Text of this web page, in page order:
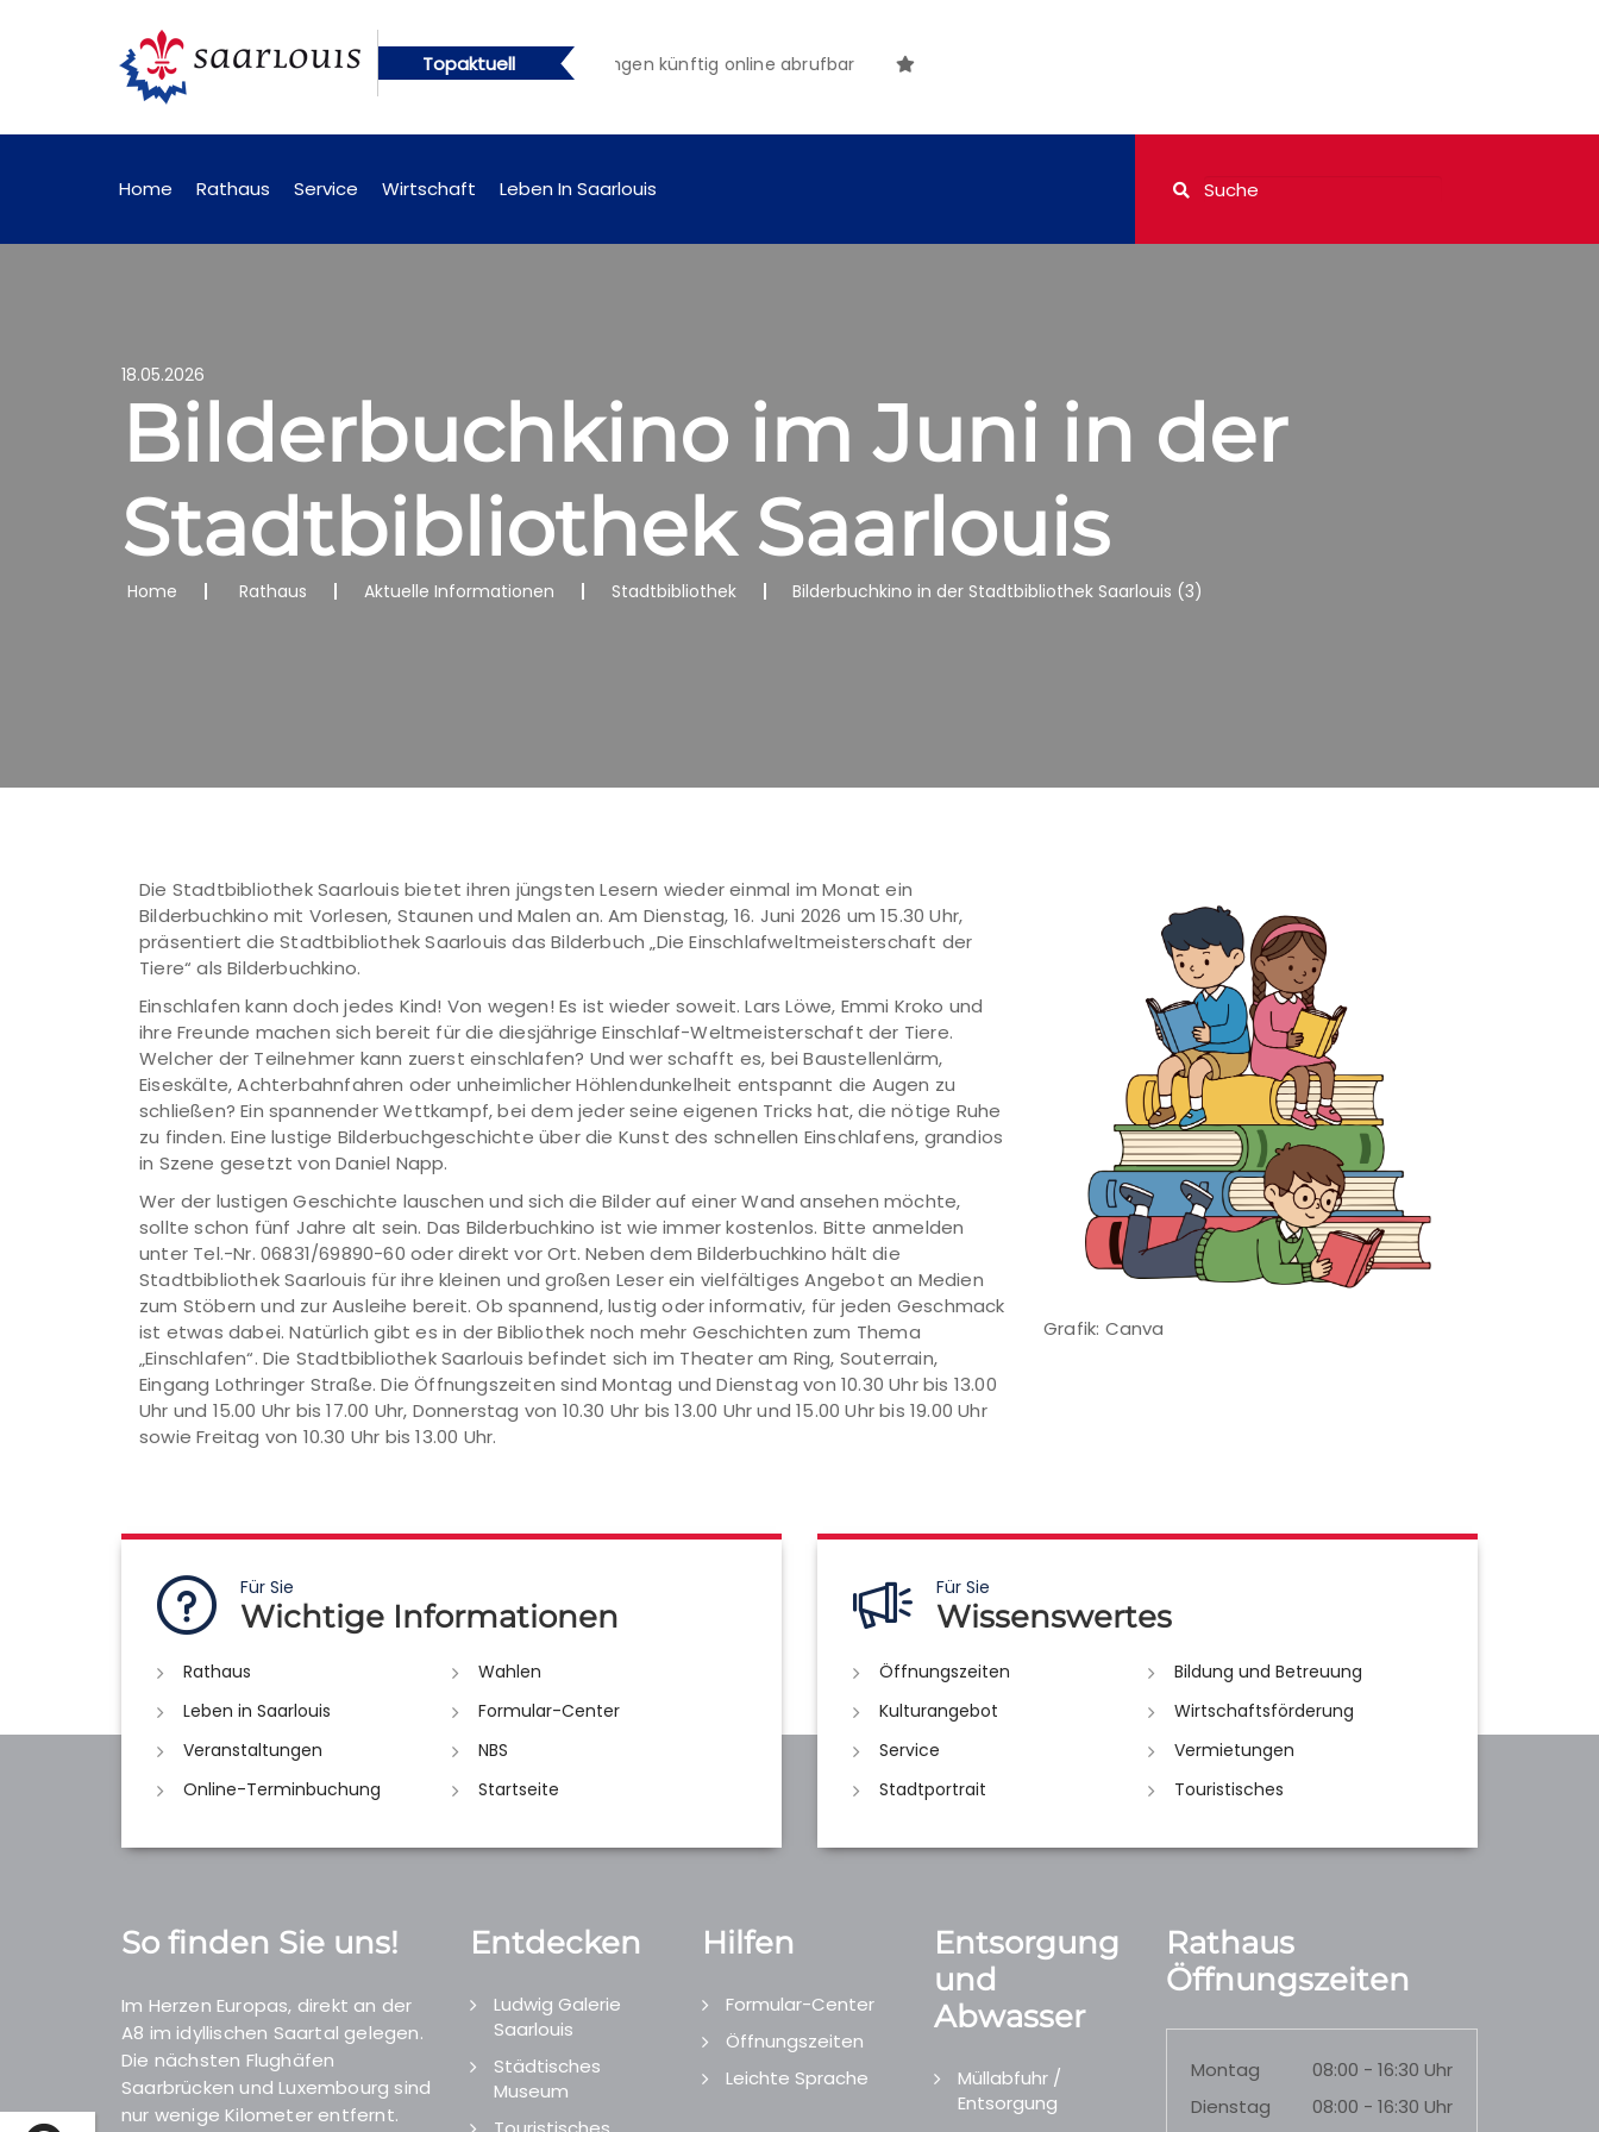
Topaktuell
künftig online abrufbar Öffentliche Bekanntmachungen künftig online abrufbar
Home Rathaus Service Wirtschaft Leben In Saarlouis
18.05.2026
Bilderbuchkino im Juni in der
Stadtbibliothek Saarlouis
Home Rathaus Aktuelle Informationen Stadtbibliothek Bilderbuchkino in der Stadtbibliothek Saarlouis (3)
Die Stadtbibliothek Saarlouis bietet ihren jüngsten Lesern wieder einmal im Monat ein
Bilderbuchkino mit Vorlesen, Staunen und Malen an. Am Dienstag, 16. Juni 2026 um 15.30 Uhr,
präsentiert die Stadtbibliothek Saarlouis das Bilderbuch „Die Einschlafweltmeisterschaft der
Tiere“ als Bilderbuchkino.
Einschlafen kann doch jedes Kind! Von wegen! Es ist wieder soweit. Lars Löwe, Emmi Kroko und
ihre Freunde machen sich bereit für die diesjährige Einschlaf-Weltmeisterschaft der Tiere.
Welcher der Teilnehmer kann zuerst einschlafen? Und wer schafft es, bei Baustellenlärm,
Eiseskälte, Achterbahnfahren oder unheimlicher Höhlendunkelheit entspannt die Augen zu
schließen? Ein spannender Wettkampf, bei dem jeder seine eigenen Tricks hat, die nötige Ruhe
zu finden. Eine lustige Bilderbuchgeschichte über die Kunst des schnellen Einschlafens, grandios
in Szene gesetzt von Daniel Napp.
Wer der lustigen Geschichte lauschen und sich die Bilder auf einer Wand ansehen möchte,
sollte schon fünf Jahre alt sein. Das Bilderbuchkino ist wie immer kostenlos. Bitte anmelden
unter Tel.-Nr. 06831/69890-60 oder direkt vor Ort. Neben dem Bilderbuchkino hält die
Stadtbibliothek Saarlouis für ihre kleinen und großen Leser ein vielfältiges Angebot an Medien
zum Stöbern und zur Ausleihe bereit. Ob spannend, lustig oder informativ, für jeden Geschmack
ist etwas dabei. Natürlich gibt es in der Bibliothek noch mehr Geschichten zum Thema
„Einschlafen“. Die Stadtbibliothek Saarlouis befindet sich im Theater am Ring, Souterrain,
Eingang Lothringer Straße. Die Öffnungszeiten sind Montag und Dienstag von 10.30 Uhr bis 13.00
Uhr und 15.00 Uhr bis 17.00 Uhr, Donnerstag von 10.30 Uhr bis 13.00 Uhr und 15.00 Uhr bis 19.00 Uhr
sowie Freitag von 10.30 Uhr bis 13.00 Uhr.
Grafik: Canva
Für Sie
Wichtige Informationen
Rathaus
Wahlen
Leben in Saarlouis
Formular-Center
Veranstaltungen
NBS
Online-Terminbuchung
Startseite
Für Sie
Wissenswertes
Öffnungszeiten
Bildung und Betreuung
Kulturangebot
Wirtschaftsförderung
Service
Vermietungen
Stadtportrait
Touristisches
So finden Sie uns!
Im Herzen Europas, direkt an der
A8 im idyllischen Saartal gelegen.
Die nächsten Flughäfen
Saarbrücken und Luxembourg sind
nur wenige Kilometer entfernt.
Entdecken
Ludwig Galerie
Saarlouis
Städtisches
Museum
Hilfen
Formular-Center
Öffnungszeiten
Leichte Sprache
Entsorgung
und
Abwasser
Müllabfuhr /
Entsorgung
Rathaus
Öffnungszeiten
Montag
08:00 - 16:30 Uhr
Dienstag
08:00 - 16:30 Uhr